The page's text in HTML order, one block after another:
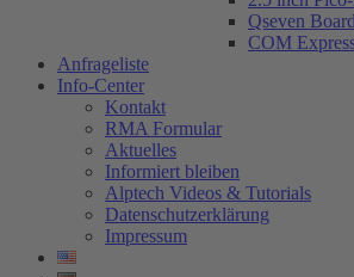
Qseven
COM
Anfrageliste
Info-Center
Kontakt
RMA Formular
Aktuelles
Informiert bleiben
Alptech Videos & Tutorials
Datenschutzerklärung
Impressum